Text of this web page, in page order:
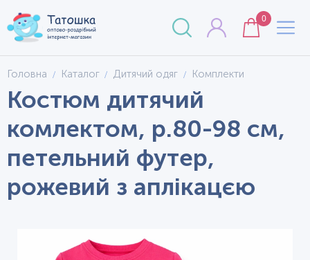
0
Головна Каталог Дитячий одяг Комплекти
Костюм дитячий
комлектом, р.80-98 см,
петельний футер,
рожевий з аплікацєю